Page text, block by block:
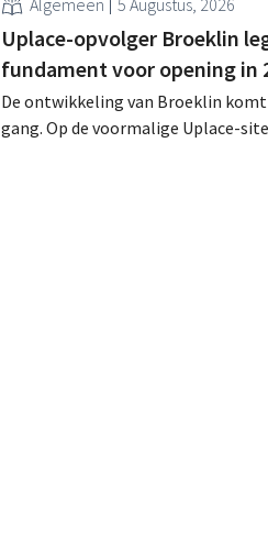
Algemeen 5 Augustus, 2026
Uplace-opvolger Broeklin
fundament voor opening in
De ontwikkeling van Broeklin
gang. Op de voormalige Uplace-